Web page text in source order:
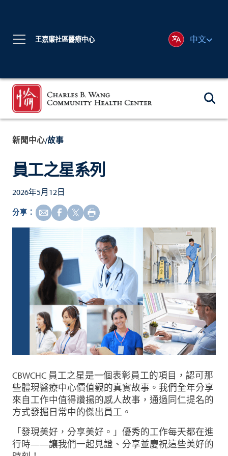
王嘉廉社區醫療中心 中文
新聞中心/故事
員工之星系列
2026年5月12日
分享：
CBWCHC 員工之星是一個表彰員工的項目，認可那
些體現醫療中心價值觀的真實故事。我們全年分享
來自工作中值得讚揚的感人故事，通過同仁提名的
方式發掘日常中的傑出員工。
「發現美好，分享美好。」優秀的工作每天都在進
行時——讓我們一起見證、分享並慶祝這些美好的